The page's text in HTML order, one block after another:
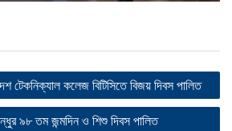
টেকনিক্যাল কলেজ বিটিসিতে বিজয় দিবস পালিত
৯৮ তম জন্মদিন ও শিশু দিবস পালিত